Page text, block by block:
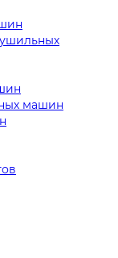
машин